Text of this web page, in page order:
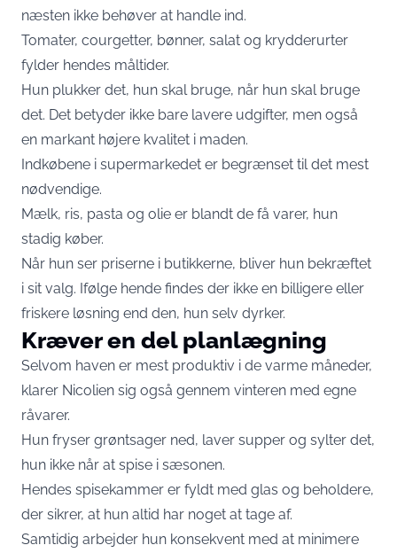
næsten ikke behøver at handle ind.
Tomater, courgetter, bønner, salat og krydderurter
fylder hendes måltider.
Hun plukker det, hun skal bruge, når hun skal bruge
det. Det betyder ikke bare lavere udgifter, men også
en markant højere kvalitet i maden.
Indkøbene i supermarkedet er begrænset til det mest
nødvendige.
Mælk, ris, pasta og olie er blandt de få varer, hun
stadig køber.
Når hun ser priserne i butikkerne, bliver hun bekræftet
i sit valg. Ifølge hende findes der ikke en billigere eller
friskere løsning end den, hun selv dyrker.
Kræver en del planlægning
Selvom haven er mest produktiv i de varme måneder,
klarer Nicolien sig også gennem vinteren med egne
råvarer.
Hun fryser grøntsager ned, laver supper og sylter det,
hun ikke når at spise i sæsonen.
Hendes spisekammer er fyldt med glas og beholdere,
der sikrer, at hun altid har noget at tage af.
Samtidig arbejder hun konsekvent med at minimere